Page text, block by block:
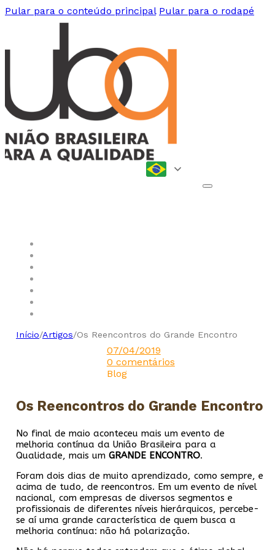
Pular para o conteúdo principal Pular para o rodapé
Início/Artigos/Os Reencontros do Grande Encontro
07/04/2019
0 comentários
Blog
Os Reencontros do Grande Encontro
No final de maio aconteceu mais um evento de
melhoria contínua da União Brasileira para a
Qualidade, mais um GRANDE ENCONTRO.
Foram dois dias de muito aprendizado, como sempre, e
acima de tudo, de reencontros. Em um evento de nível
nacional, com empresas de diversos segmentos e
profissionais de diferentes níveis hierárquicos, percebe-
se aí uma grande característica de quem busca a
melhoria contínua: não há polarização.